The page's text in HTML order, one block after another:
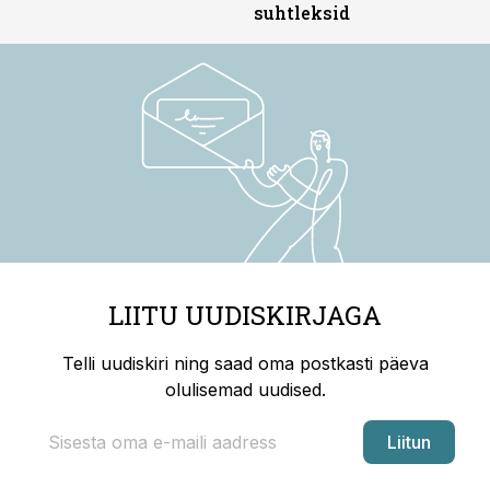
suhtleksid
LIITU UUDISKIRJAGA
Telli uudiskiri ning saad oma postkasti päeva
olulisemad uudised.
Liitun